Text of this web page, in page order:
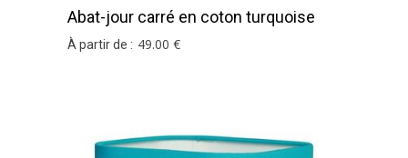
Abat-jour carré en coton turquoise
À partir de : 49.00 €